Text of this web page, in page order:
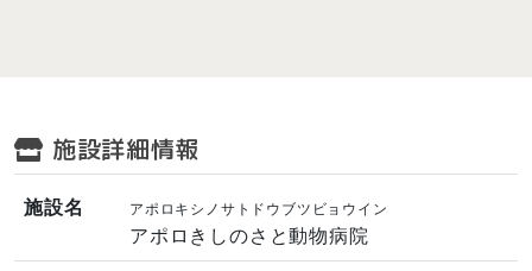
施設詳細情報
施設名 アポロキシノサトドウブツビョウイン
アポロきしのさと動物病院